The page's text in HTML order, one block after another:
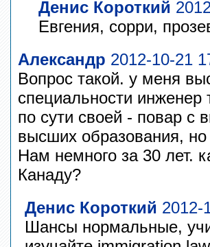
Денис Короткий
Евгения, сорри,
Александр 2012-10-21
Вопрос такой. у меня
специальности инженер
по сути своей - повар
высших образования,
Нам немного за 30 лет.
Канаду?
Денис Короткий 2012-
Шансы нормальные,